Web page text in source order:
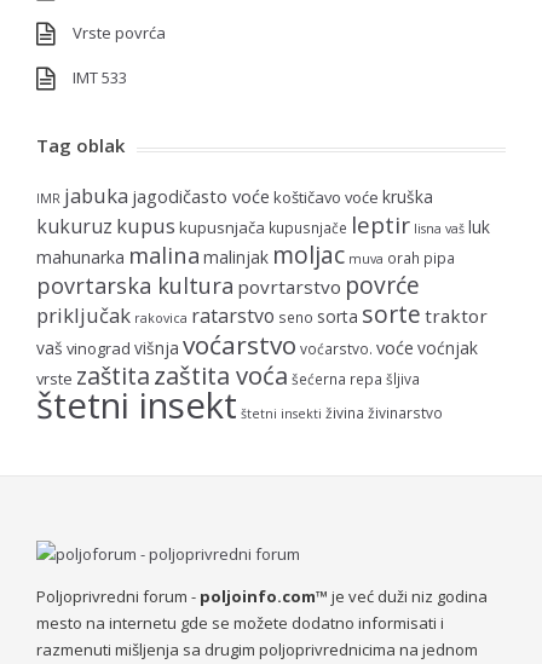
Vrste povrća
IMT 533
Tag oblak
IMR jabuka jagodičasto voće koštičavo voće kruška
kukuruz kupus kupusnjača kupusnjače leptir lisna vaš luk
mahunarka malina malinjak moljac muva orah pipa
povrtarska kultura povrtarstvo povrće
priključak rakovica ratarstvo seno sorta sorte traktor
vaš vinograd višnja voćarstvo voćarstvo. voće voćnjak
vrste zaštitazaštita voća šećerna repa šljiva
štetni insekt štetni insekti živina živinarstvo
Poljoprivredni forum - poljoinfo.com™ je već duži niz godina
mesto na internetu gde se možete dodatno informisati i
razmenuti mišljenja sa drugim poljoprivrednicima na jednom